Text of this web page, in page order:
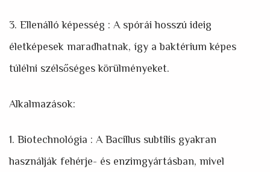
3. Ellenálló képesség : A spórái hosszú ideig
életképesek maradhatnak, így a baktérium képes
túlélni szélsőséges körülményeket.
Alkalmazások:
1. Biotechnológia : A Bacillus subtilis gyakran
használják fehérje- és enzimgyártásban, mivel